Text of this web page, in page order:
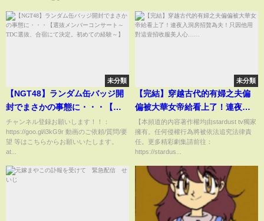
未分類
【NGT48】ランダム缶バッジ開
封でまさかの事態に・・・【選
抜メンバーコンサート～TDC選
抜、合宿にて決定。初めての経
験～】
チャンネル登録お願いします！！：
https://goo.gl/i3kG9r 動画のご依頼/質問/要
望 等はこちらからお願いいたします。
at...
未分類
【完結】穿越古代的有婦之夫偏
偏被大華女帝給看上了！連夜入
洞房招贅為夫！只因他用對這壹
招收服美人心……
【本頻道的內容著作權均由stardust tv獨家
擁有。任何侵權行為將被依法追究法律責
任。更多精彩劇集請前往：
https://stardus...